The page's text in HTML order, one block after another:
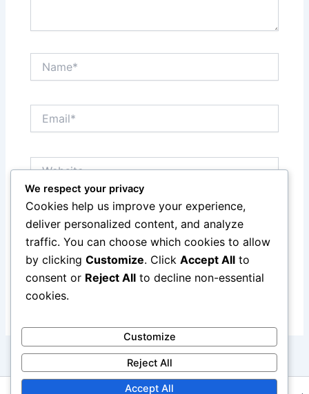
Save my name, email, and website in this browser
for the next time I comment.
We respect your privacy
Cookies help us improve your experience,
deliver personalized content, and analyze
traffic. You can choose which cookies to allow
by clicking Customize. Click Accept All to
consent or Reject All to decline non-essential
cookies.
Customize
Reject All
Accept All